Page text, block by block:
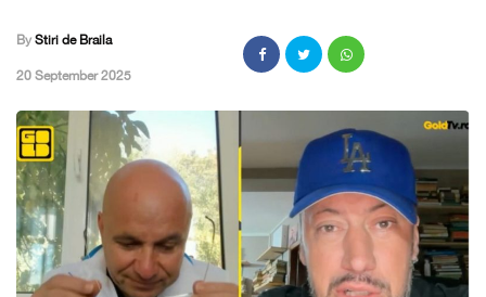
By Stiri de Braila
,20 September 2025